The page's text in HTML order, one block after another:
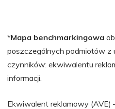
*Mapa benchmarkingowa
poszczególnych podmiotów z
czynników: ekwiwalentu
informacji.
Ekwiwalent reklamowy (AVE)